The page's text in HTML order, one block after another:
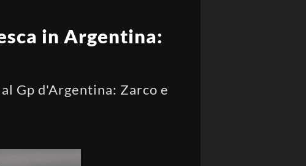
in Argentina:
Gp d'Argentina: Zarco e